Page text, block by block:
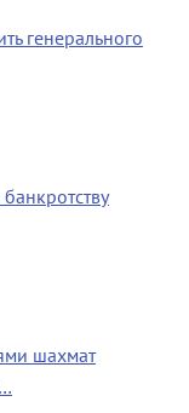
генерального
шахмат